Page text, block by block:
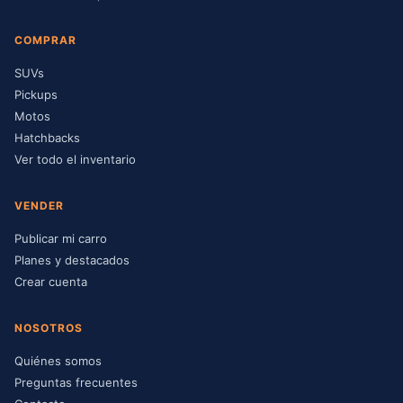
COMPRAR
SUVs
Pickups
Motos
Hatchbacks
Ver todo el inventario
VENDER
Publicar mi carro
Planes y destacados
Crear cuenta
NOSOTROS
Quiénes somos
Preguntas frecuentes